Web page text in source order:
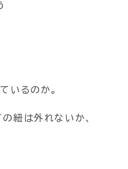
いるのか。
紐は外れないか、